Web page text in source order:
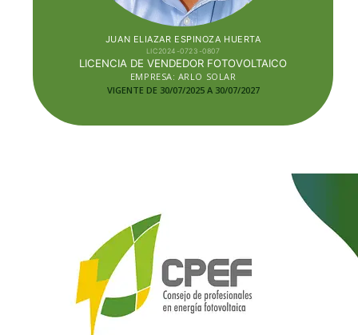
JUAN ELIAZAR ESPINOZA HUERTA
LIC2024-0723-0807
LICENCIA DE VENDEDOR FOTOVOLTAICO
EMPRESA: ARLO SOLAR
VIGENTE DE 30/07/2025 A 30/07/2027